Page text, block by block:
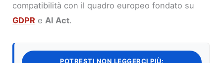
compatibilità con il quadro europeo fondato su
GDPR eAI Act.
POTRESTI NON LEGGERCI PIÙ: